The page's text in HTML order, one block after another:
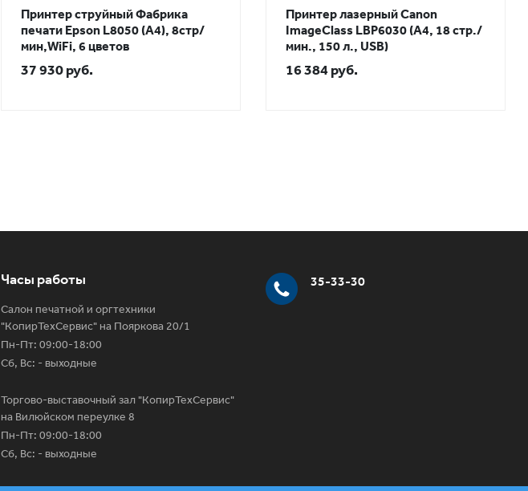
Принтер струйный Фабрика
печати Epson L8050 (A4), 8стр/
мин,WiFi, 6 цветов
37 930 руб.
Принтер лазерный Canon
ImageClass LBP6030 (А4, 18 стр./
мин., 150 л., USB)
16 384 руб.
Часы работы
Салон печатной и оргтехники
"КопирТехСервис" на Пояркова 20/1
Пн-Пт: 09:00-18:00
Сб, Вс: - выходные
Торгово-выставочный зал "КопирТехСервис"
на Вилюйском переулке 8
Пн-Пт: 09:00-18:00
Сб, Вс: - выходные
35-33-30